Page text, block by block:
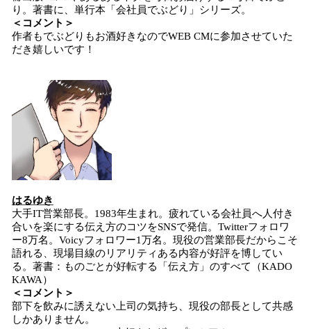
り。著書に、単行本「会社員でぶどり」シリーズ。
＜コメント＞
作者もでぶどりもお酒好きなのでWEB CMに参加させていた
だき嬉しいです！
はるゆき
大手IT営業部長。1983年生まれ。疲れている会社員へ人付き
合いを楽にする伝え方のコツをSNSで発信。Twitterフォロワ
ー8万名。Voicyフォロワー1万名。現役の営業部長だからこそ
語れる、現場目線のリアリティある内容が好評を博してい
る。著書：ものごとが好転する「伝え方」のすべて（KADO
KAWA）
＜コメント＞
部下を飲みに誘えない上司の気持ち、現役の部長として共感
しかありません。